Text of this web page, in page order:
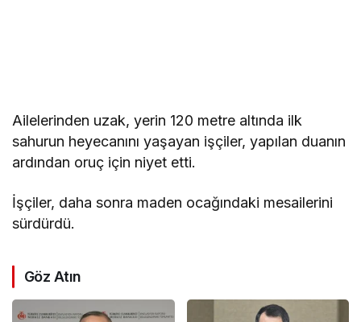
Ailelerinden uzak, yerin 120 metre altında ilk
sahurun heyecanını yaşayan işçiler, yapılan duanın
ardından oruç için niyet etti.
İşçiler, daha sonra maden ocağındaki mesailerini
sürdürdü.
Göz Atın